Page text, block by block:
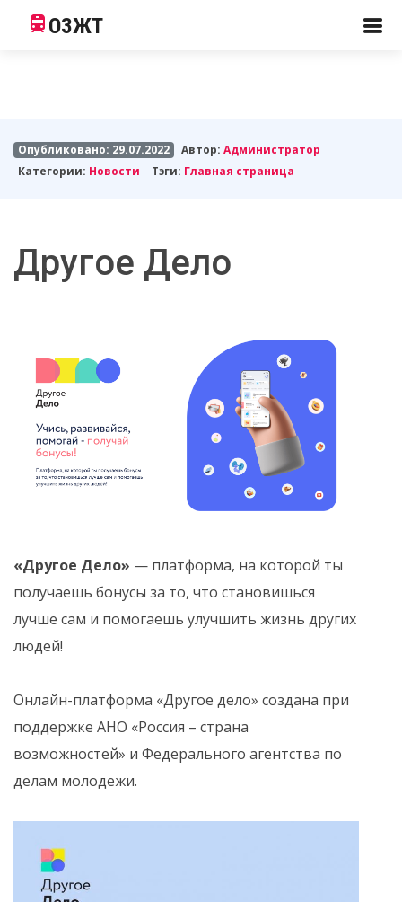
ОЗЖТ
Опубликовано: 29.07.2022 Автор:Администратор
Категории: Новости Тэги: Главная страница
Другое Дело
«Другое Дело» — платформа, на которой ты
получаешь бонусы за то, что становишься
лучше сам и помогаешь улучшить жизнь других
людей!
Онлайн-платформа «Другое дело» создана при
поддержке АНО «Россия – страна
возможностей» и Федерального агентства по
делам молодежи.